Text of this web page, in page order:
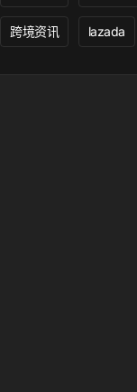
跨境资讯 lazada